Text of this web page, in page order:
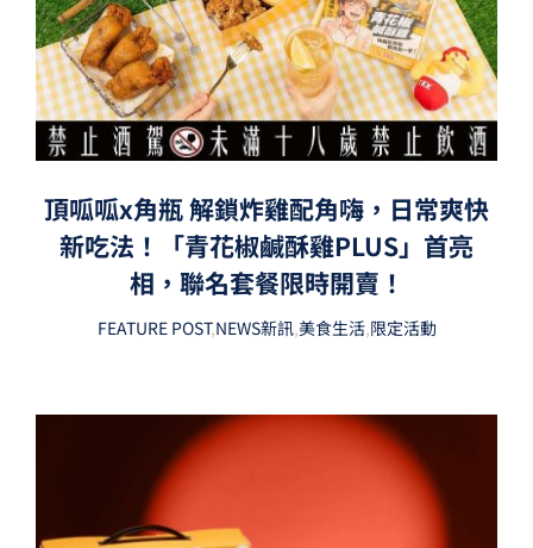
頂呱呱x角瓶 解鎖炸雞配角嗨，日常爽快
新吃法！「青花椒鹹酥雞PLUS」首亮
相，聯名套餐限時開賣！
FEATURE POST,NEWS新訊,美食生活,限定活動